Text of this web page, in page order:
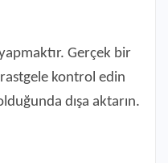
Gerçek bir
rastgele kontrol edin
dışa aktarın.